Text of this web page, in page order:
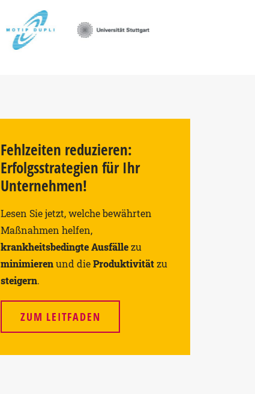
Fehlzeiten reduzieren:
Erfolgsstrategien für Ihr
Unternehmen!
Lesen Sie jetzt, welche bewährten
Maßnahmen helfen,
krankheitsbedingte Ausfällezu
minimierenund dieProduktivitätzu
steigern.
ZUM LEITFADEN